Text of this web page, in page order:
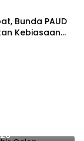
Bunda PAUD
Kebiasaan
Calon